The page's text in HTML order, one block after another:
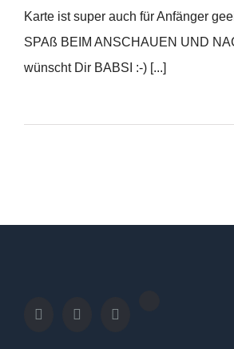
Karte ist super auch für Anfänger
SPAß BEIM ANSCHAUEN UND
wünscht Dir BABSI :-) [...]